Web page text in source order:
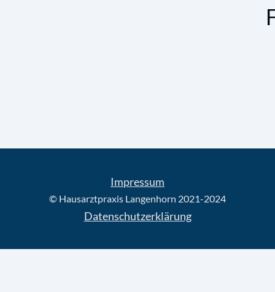
Impressum
© Hausarztpraxis Langenhorn 2021-2024
Datenschutzerklärung